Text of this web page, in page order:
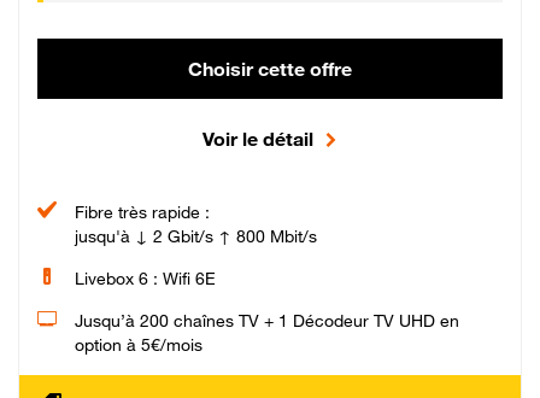
Choisir cette offre
Voir le détail
Fibre très rapide :
jusqu'à ↓ 2 Gbit/s ↑ 800 Mbit/s
Livebox 6 : Wifi 6E
Jusqu’à 200 chaînes TV + 1 Décodeur TV UHD en
option à 5€/mois